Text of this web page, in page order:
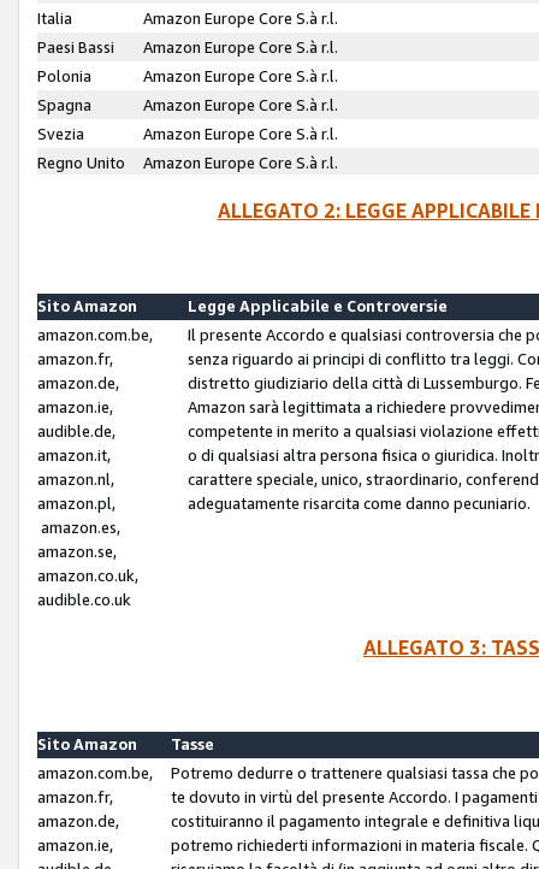
Italia
Amazon Europe Core S.à r.l.
Paesi Bassi
Amazon Europe Core S.à r.l.
Polonia
Amazon Europe Core S.à r.l.
Spagna
Amazon Europe Core S.à r.l.
Svezia
Amazon Europe Core S.à r.l.
Regno Unito
Amazon Europe Core S.à r.l.
ALLEGATO 2: LEGGE
Sito Amazon
Legge Applicabile e Controversie
amazon.com.be,
amazon.fr,
amazon.de,
amazon.ie,
audible.de,
amazon.it,
amazon.nl,
amazon.pl,
amazon.es,
amazon.se,
amazon.co.uk,
audible.co.uk
Il presente Accordo e qualsiasi controversia che
senza riguardo ai principi di conflitto tra leggi.
distretto giudiziario della città di Lussemburgo.
Amazon sarà legittimata a richiedere
competente in merito a qualsiasi violazione
o di qualsiasi altra persona fisica o giuridica.
carattere speciale, unico, straordinario,
adeguatamente risarcita come danno pecuniario.
ALLEGATO 3:
Sito Amazon
Tasse
amazon.com.be,
amazon.fr,
amazon.de,
amazon.ie,
Potremo dedurre o trattenere qualsiasi tassa che
te dovuto in virtù del presente Accordo. I
costituiranno il pagamento integrale e definitiva
potremo richiederti informazioni in materia fiscale.